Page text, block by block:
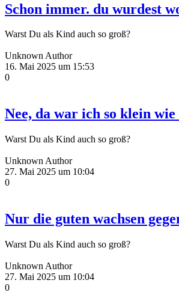
Schon immer. du wurdest
Warst Du als Kind auch so groß?
Unknown Author
16. Mai 2025 um 15:53
0
Nee, da war ich so klein wie
Warst Du als Kind auch so groß?
Unknown Author
27. Mai 2025 um 10:04
0
Nur die guten wachsen
Warst Du als Kind auch so groß?
Unknown Author
27. Mai 2025 um 10:04
0